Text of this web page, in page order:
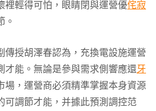
裡輕得可怕，眼睛閉與運營優侘寂
。
傳授胡澤春認為，充換電設施運營
才能。無論是參與需求側響應還牙
場，運營商必須精準掌握本身資源
可調節才能，并據此預測調控范